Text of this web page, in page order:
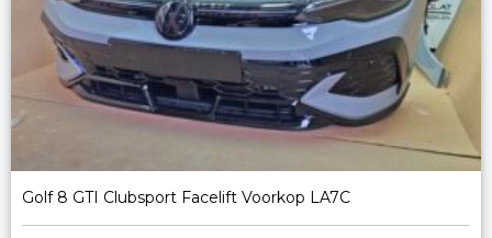
Golf 8 GTI Clubsport Facelift Voorkop LA7C